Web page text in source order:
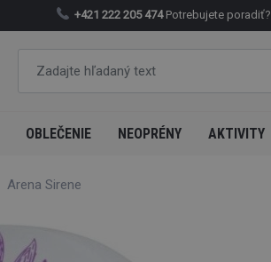
+421 222 205 474Potrebujete poradiť?
OBLEČENIE NEOPRÉNY AKTIVITY
Arena Sirene